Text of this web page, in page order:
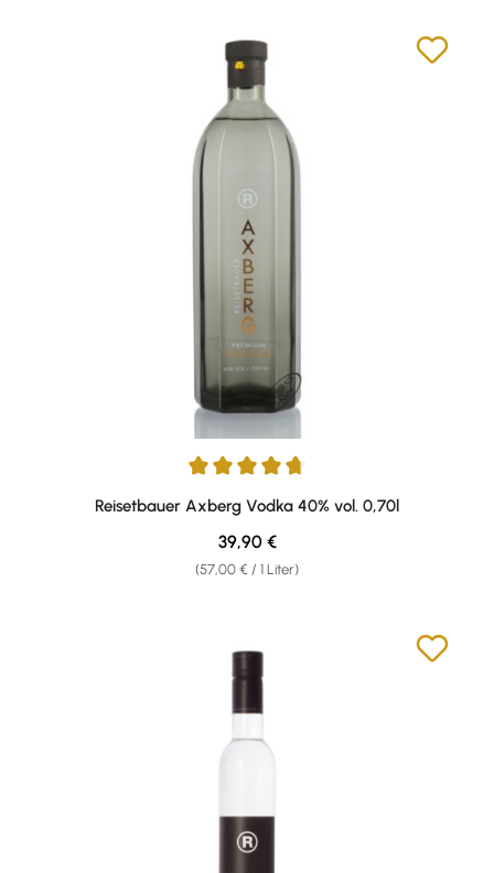
Durchschnittliche Bewertung von 4.75 von 5 Sternen
Reisetbauer Axberg Vodka 40% vol. 0,70l
(57,00 € / 1 Liter)
Regulärer Preis:
39,90 €